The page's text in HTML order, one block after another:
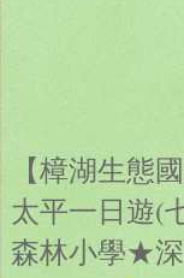
【樟湖生態
太平一日遊(
森林小學★